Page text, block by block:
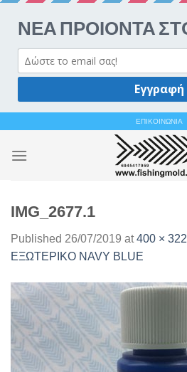
content
ΕΠΙΚΟΙΝΩΝΙΑ
IMG_2677.1
Published 26/07/2019 at400 × 322
ΕΞΩΤΕΡΙΚΟ NAVY BLUE